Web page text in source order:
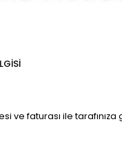
ve faturası ile